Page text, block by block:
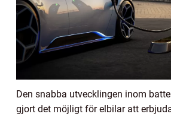
Den snabba utvecklingen inom
gjort det möjligt för elbilar att